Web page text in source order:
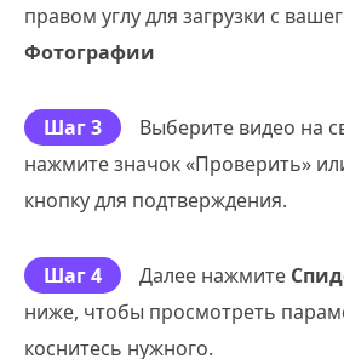
правом углу для загрузки с
Фотографии
Шаг 3
Выберите видео на
нажмите значок «Проверить»
кнопку для подтверждения.
Шаг 4 Далее нажмите
ниже, чтобы просмотреть
коснитесь нужного.